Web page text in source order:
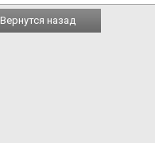
Вернутся назад